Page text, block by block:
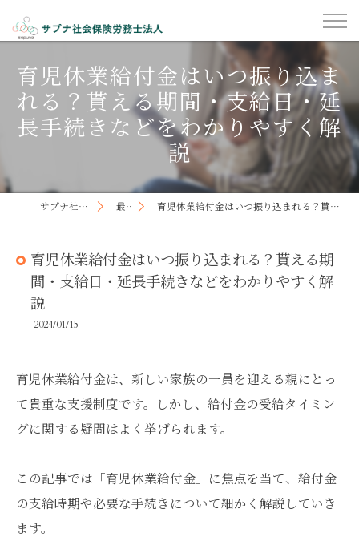
育児休業給付金はいつ振り込ま
れる？貰える期間・支給日・延
長手続きなどをわかりやすく解
説
サプナ社会保険労務士法人 最新記事 育児休業給付金はいつ振り込まれる？貰える期間・支給日・延長手続きなどをわかりやすく解説
育児休業給付金はいつ振り込まれる？貰える期
間・支給日・延長手続きなどをわかりやすく解
説
2024/01/15
育児休業給付金は、新しい家族の一員を迎える親にとっ
て貴重な支援制度です。しかし、給付金の受給タイミン
グに関する疑問はよく挙げられます。
この記事では「育児休業給付金」に焦点を当て、給付金
の支給時期や必要な手続きについて細かく解説していき
ます。